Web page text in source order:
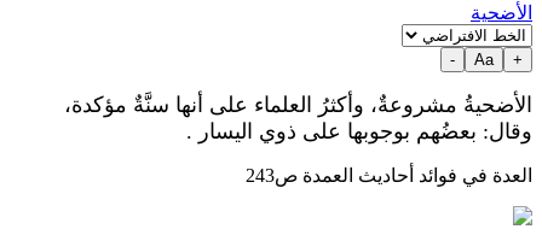
الأضحية
+
Aa
-
الأضحيةُ مشروعةٌ، وأكثرُ العلماء على أنها سنَّةٌ مؤكدة،
وقال: بعضُهم بوجوبها على ذوي اليسار .
العدة في فوائد أحاديث العمدة ص243